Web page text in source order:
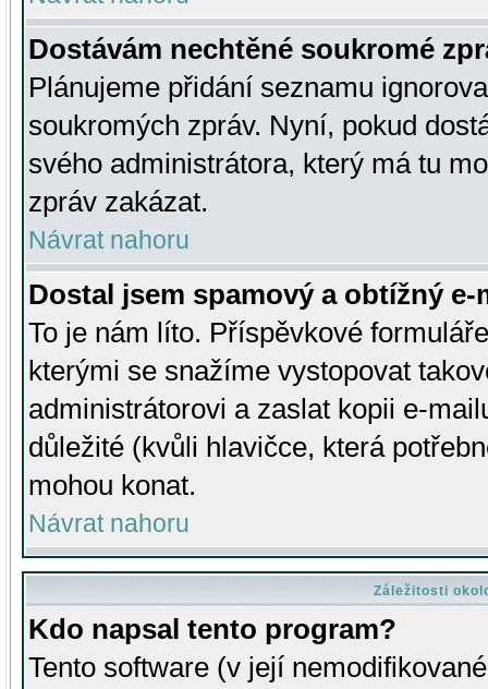
Dostávám nechtěné soukromé
Plánujeme přidání seznamu
soukromých zpráv. Nyní, pokud
svého administrátora, který má tu
zpráv zakázat.
Návrat nahoru
Dostal jsem spamový a obtížný
To je nám líto. Příspěvkové
kterými se snažíme vystopovat
administrátorovi a zaslat kopii e-
důležité (kvůli hlavičce, která
mohou konat.
Návrat nahoru
Záležitosti
Kdo napsal tento program?
Tento software (v její